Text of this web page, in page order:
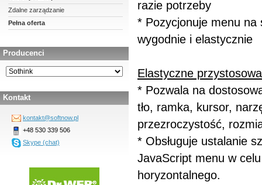
Zdalne zarządzanie
Pełna oferta
Producenci
Kontakt
kontakt@softnow.pl
+48 530 339 506
Skype (chat)
razie potrzeby
* Pozycjonuje menu
wygodnie i elastycznie
Elastyczne
* Pozwala na
tło, ramka, kursor,
przezroczystość,
* Obsługuje ustalanie
JavaScript menu w
horyzontalnego.